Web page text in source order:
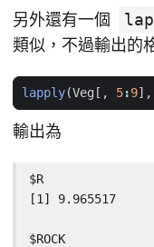
另外還有一個
類似，不過輸出的
lapply(Veg[ , 5:9] ,
輸出為
$R
[1] 9.965517
$ROCK